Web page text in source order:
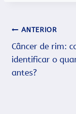
Navegação
de
Post
ANTERIOR
Câncer de rim:
identificar o
antes?